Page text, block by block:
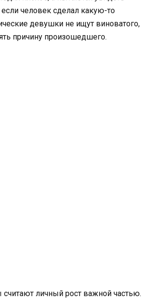
человек сделал какую-то
девушки не ищут виноватого,
причину произошедшего.
личный рост важной частью.